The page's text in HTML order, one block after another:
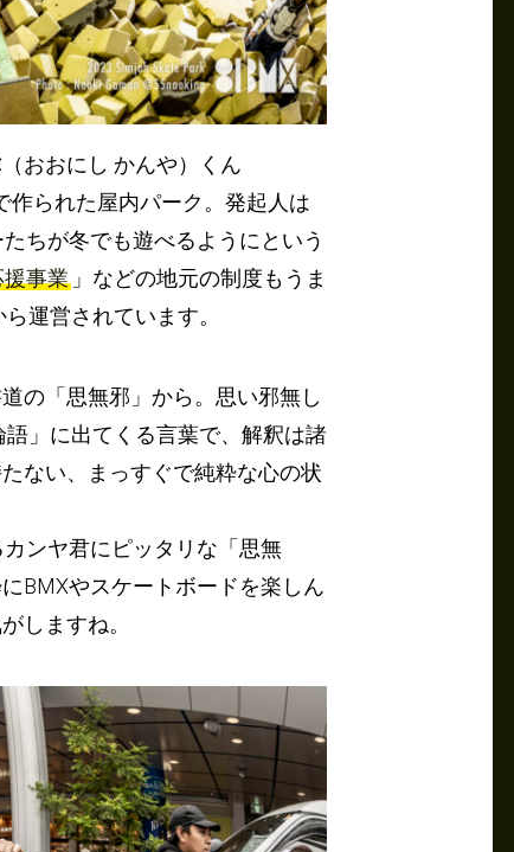
おおにし かんや）くん
作られた屋内パーク。発起人は
ちが冬でも遊べるようにという
事業 」などの地元の制度もうま
運営されています。
の「思無邪」から。思い邪無し
語」に出てくる言葉で、解釈は諸
ない、まっすぐで純粋な心の状
ンヤ君にピッタリな「思無
BMXやスケートボードを楽しん
しますね。